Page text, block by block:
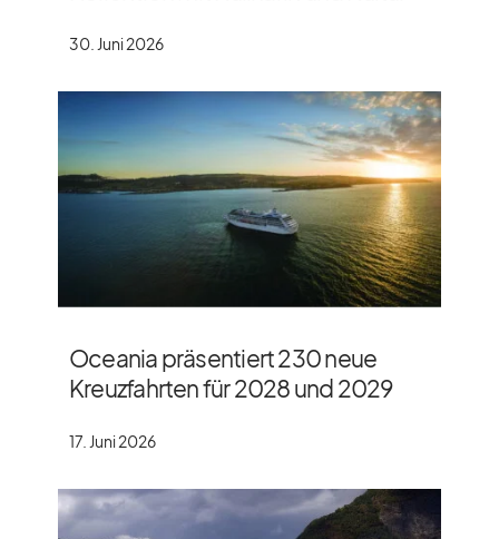
30. Juni 2026
Oceania präsentiert 230 neue
Kreuzfahrten für 2028 und 2029
17. Juni 2026